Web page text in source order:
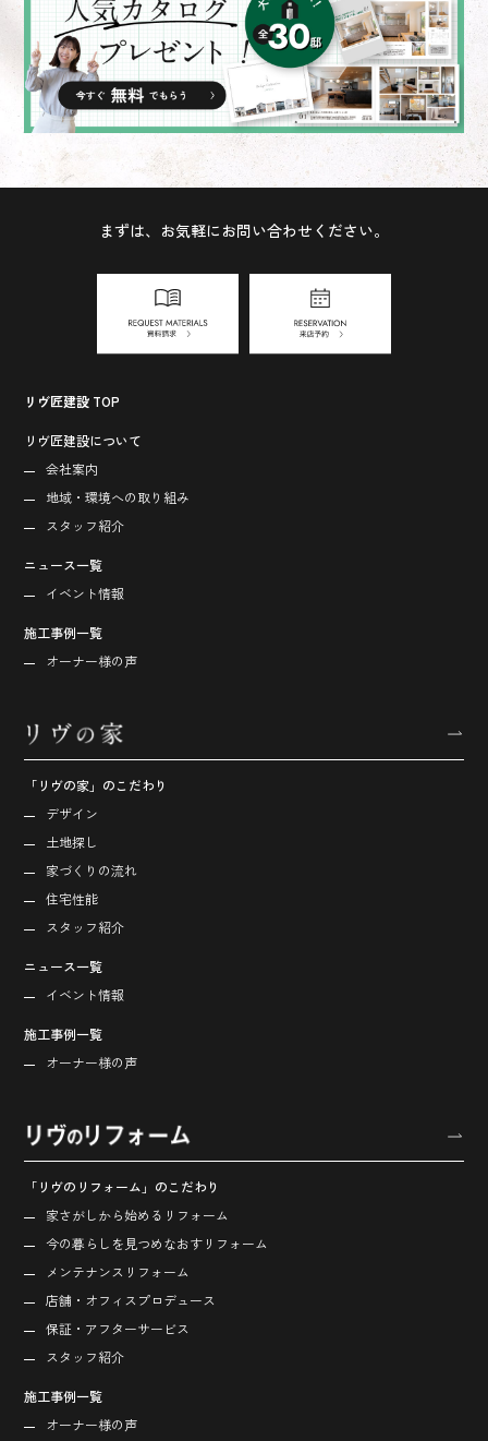
まずは、お気軽にお問い合わせください。
リヴ匠建設 TOP
リヴ匠建設について
会社案内
地域・環境への取り組み
スタッフ紹介
ニュース一覧
イベント情報
施工事例一覧
オーナー様の声
「リヴの家」のこだわり
デザイン
土地探し
家づくりの流れ
住宅性能
スタッフ紹介
ニュース一覧
イベント情報
施工事例一覧
オーナー様の声
「リヴのリフォーム」のこだわり
家さがしから始める リフォーム
今の暮らしを見つめなおす リフォーム
メンテナンスリフォーム
店舗・オフィス プロデュース
保証・アフターサービス
スタッフ紹介
施工事例一覧
オーナー様の声